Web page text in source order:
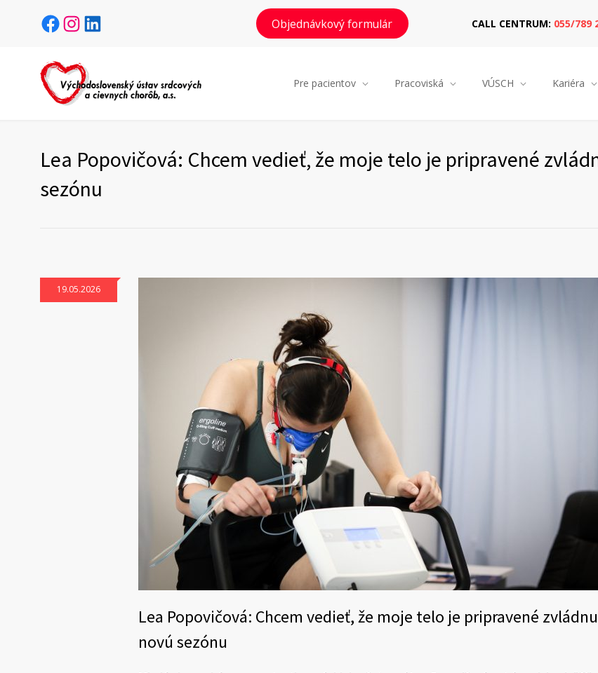
Facebook Instagram LinkedIn Objednávkový formulár CALL CENTRUM: 055/789
Pre pacientov Pracoviská VÚSCH Kariéra
Lea Popovičová: Chcem vedieť, že moje telo je pripravené
sezónu
19.05.2026
Lea Popovičová: Chcem vedieť, že moje telo je pripravené
novú sezónu